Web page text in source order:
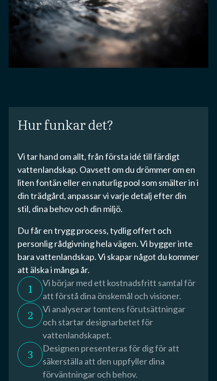
Hur funkar det?
Vi tar hand om allt, från första idé till färdigt
vattenlandskap. Oavsett om du drömmer om en
liten fontän eller en naturlig pool som smälter in i
din trädgård, anpassar vi varje detalj efter din
stil, dina behov och din miljö.
Du får en trygg process, tydlig offert och
personlig rådgivning hela vägen. Vi bygger inte
bara vattenlandskap. Vi skapar något du kommer
att älska i många år.
1
Vi börjar med ett kostnadsfritt samtal för
att förstå dina önskemål och visioner.
2
Vi analyserar tomtens förutsättningar
och startar designarbetet för
vattenlandskapet.
3
Designen presenteras för dig för att
säkerställa att den uppfyller dina
förväntningar och behov.